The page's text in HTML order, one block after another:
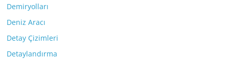
Demiryolları
Deniz Aracı
Detay Çizimleri
Detaylandırma